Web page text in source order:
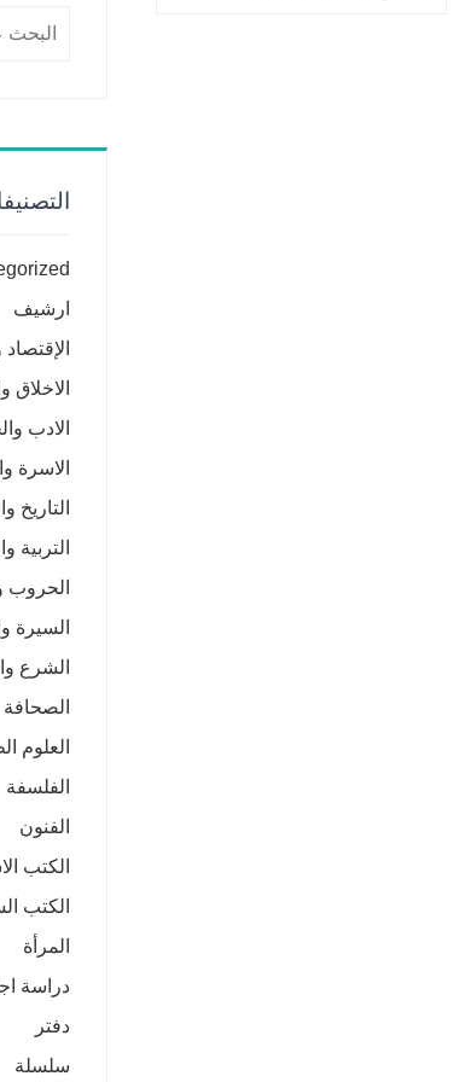
ارشيف
الاخلاق
الادب
الاسرة
التاريخ
التربية
الحروب
السيرة
الشرع
الصحافة
العلوم
الفلسفة
الفنون
الكتب
الكتب
المرأة
دراسة
دفتر
سلسلة